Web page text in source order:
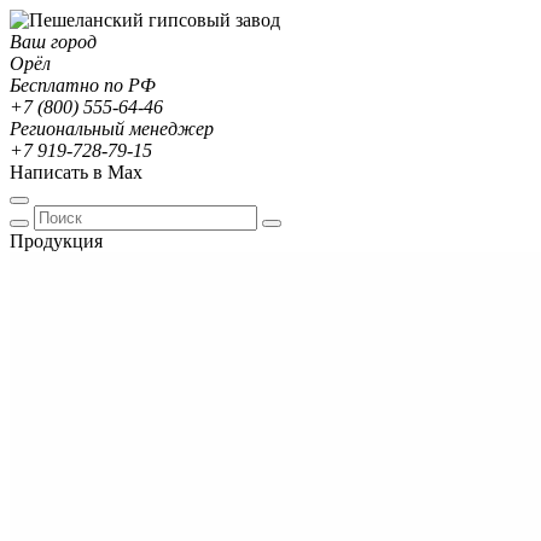
Ваш город
Орёл
Бесплатно по РФ
+7 (800) 555-64-46
Региональный менеджер
+7 919-728-79-15
Написать в Max
Продукция